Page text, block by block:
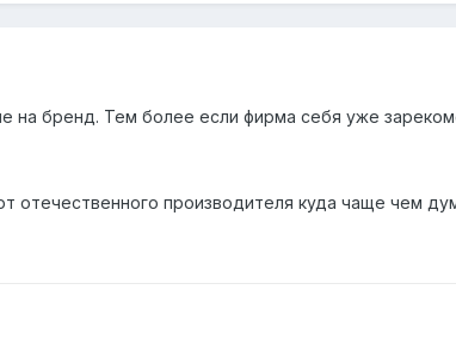
на бренд. Тем более если фирма себя уже
отечественного производителя куда чаще чем